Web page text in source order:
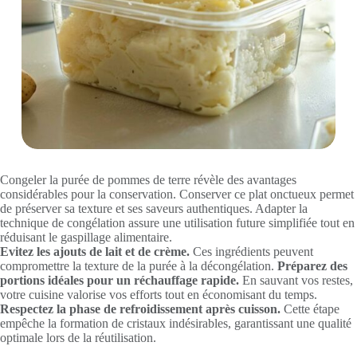
Congeler la purée de pommes de terre révèle des avantages
considérables pour la conservation. Conserver ce plat onctueux permet
de préserver sa texture et ses saveurs authentiques. Adapter la
technique de congélation assure une utilisation future simplifiée tout en
réduisant le gaspillage alimentaire.
Evitez les ajouts de lait et de crème. Ces ingrédients peuvent
compromettre la texture de la purée à la décongélation. Préparez des
portions idéales pour un réchauffage rapide. En sauvant vos restes,
votre cuisine valorise vos efforts tout en économisant du temps.
Respectez la phase de refroidissement après cuisson. Cette étape
empêche la formation de cristaux indésirables, garantissant une qualité
optimale lors de la réutilisation.